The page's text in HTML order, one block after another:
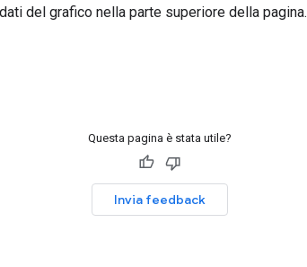
del grafico nella parte superiore della pagina.
Questa pagina è stata utile?
Invia feedback